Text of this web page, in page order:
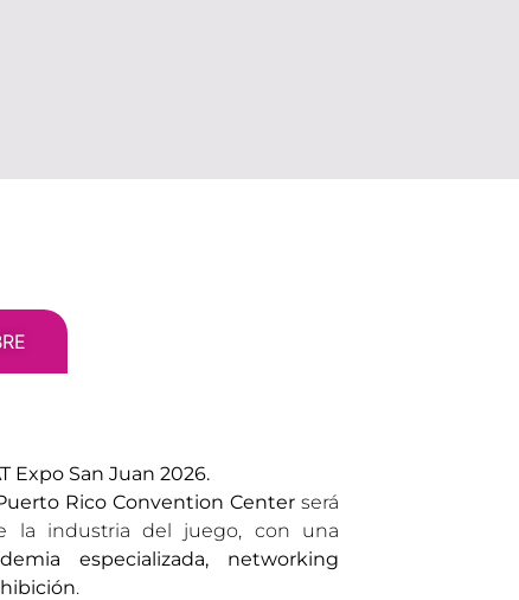
Expo San Juan 2026.
Rico Convention Center será
la industria del juego, con una
especializada, networking
.